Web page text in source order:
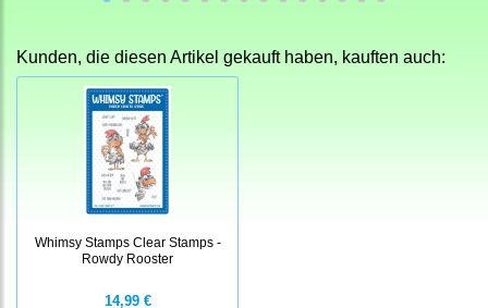
Kunden, die diesen Artikel gekauft haben, kauften auch:
Whimsy Stamps Clear Stamps -
Rowdy Rooster
14,99 €